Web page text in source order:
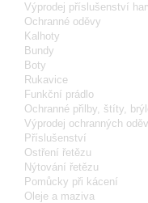
Výprodej příslušenství
Ochranné oděvy
Kalhoty
Bundy
Boty
Rukavice
Funkční prádlo
Ochranné přilby, štíty,
Výprodej ochranných
Příslušenství
Ostření řetězu
Nýtování řetězu
Pomůcky při kácení
Oleje a maziva